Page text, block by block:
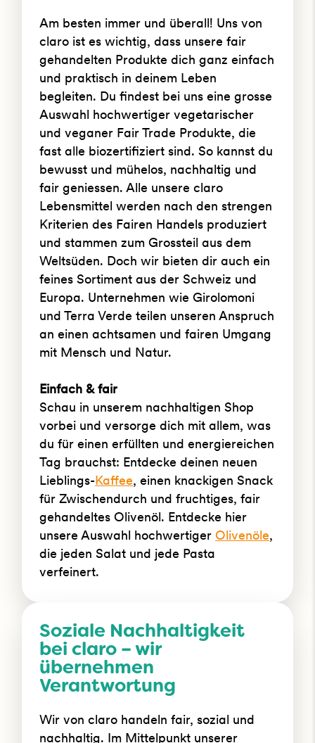
Am besten immer und überall! Uns von
claro ist es wichtig, dass unsere fair
gehandelten Produkte dich ganz einfach
und praktisch in deinem Leben
begleiten. Du findest bei uns eine grosse
Auswahl hochwertiger vegetarischer
und veganer Fair Trade Produkte, die
fast alle biozertifiziert sind. So kannst du
bewusst und mühelos, nachhaltig und
fair geniessen. Alle unsere claro
Lebensmittel werden nach den strengen
Kriterien des Fairen Handels produziert
und stammen zum Grossteil aus dem
Weltsüden. Doch wir bieten dir auch ein
feines Sortiment aus der Schweiz und
Europa. Unternehmen wie Girolomoni
und Terra Verde teilen unseren Anspruch
an einen achtsamen und fairen Umgang
mit Mensch und Natur.
Einfach & fair
Schau in unserem nachhaltigen Shop
vorbei und versorge dich mit allem, was
du für einen erfüllten und energiereichen
Tag brauchst: Entdecke deinen neuen
Lieblings-Kaffee, einen knackigen Snack
für Zwischendurch und fruchtiges, fair
gehandeltes Olivenöl. Entdecke hier
unsere Auswahl hochwertigerOlivenöle,
die jeden Salat und jede Pasta
verfeinert.
Soziale Nachhaltigkeit
bei claro – wir
übernehmen
Verantwortung
Wir von claro handeln fair, sozial und
nachhaltig. Im Mittelpunkt unserer